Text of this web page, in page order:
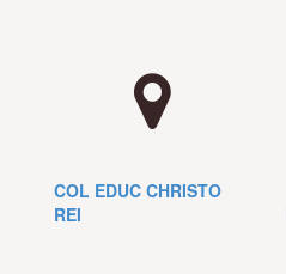
COL EDUC CHRISTO
REI